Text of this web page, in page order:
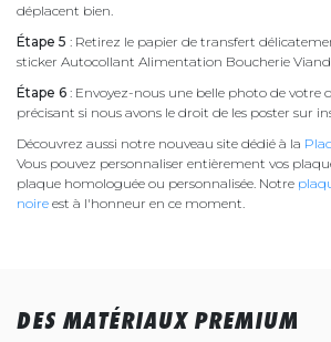
déplacent bien.
Étape 5 : Retirez le papier de transfert
sticker Autocollant Alimentation Boucherie
Étape 6 : Envoyez-nous une belle photo de votre
précisant si nous avons le droit de les poster sur
Découvrez aussi notre nouveau site dédié à la
Vous pouvez personnaliser entièrement vos
plaque homologuée ou personnalisée. Notre
noire est à l'honneur en ce moment.
DES MATÉRIAUX PREMIUM